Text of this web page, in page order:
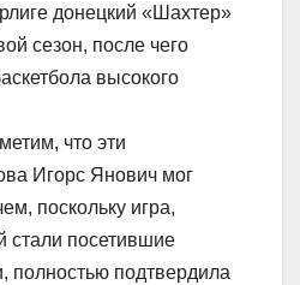
донецкий «Шахтер»
сезон, после чего
высокого
что эти
Игорс Янович мог
поскольку игра,
стали посетившие
полностью подтвердила